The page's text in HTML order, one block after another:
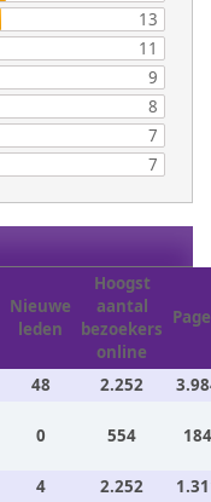
13
11
9
8
7
7
Nieuwe
leden
Hoogst
aantal
bezoekers
online
48 2.252
0 554
4 2.252